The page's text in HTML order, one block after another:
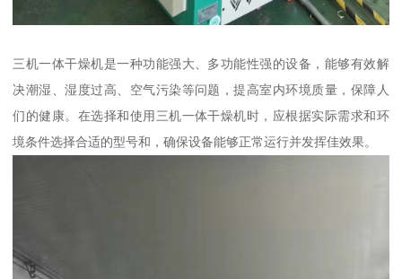
三机一体干燥机是一种功能强大、多功能性强的设备，能够有效解
决潮湿、湿度过高、空气污染等问题，提高室内环境质量，保障人
们的健康。在选择和使用三机一体干燥机时，应根据实际需求和环
境条件选择合适的型号和，确保设备能够正常运行并发挥佳效果。